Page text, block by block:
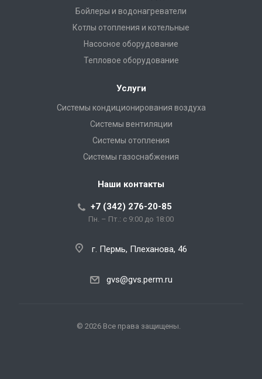
Бойлеры и водонагреватели
Котлы отопления и котельные
Насосное оборудование
Тепловое оборудование
Услуги
Системы кондиционирования воздуха
Системы вентиляции
Системы отопления
Системы газоснабжения
Наши контакты
+7 (342) 276-20-85
Пн. – Пт.: с 9:00 до 18:00
г. Пермь, Плеханова, 46
gvs@gvs.perm.ru
© 2026 Все права защищены.